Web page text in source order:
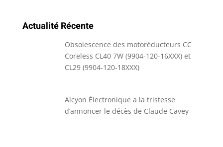
Actualité Récente
Obsolescence des motoréducteurs CC
Coreless CL40 7W (9904-120-16XXX) et
CL29 (9904-120-18XXX)
Alcyon Électronique a la tristesse
d’annoncer le décès de Claude Cavey